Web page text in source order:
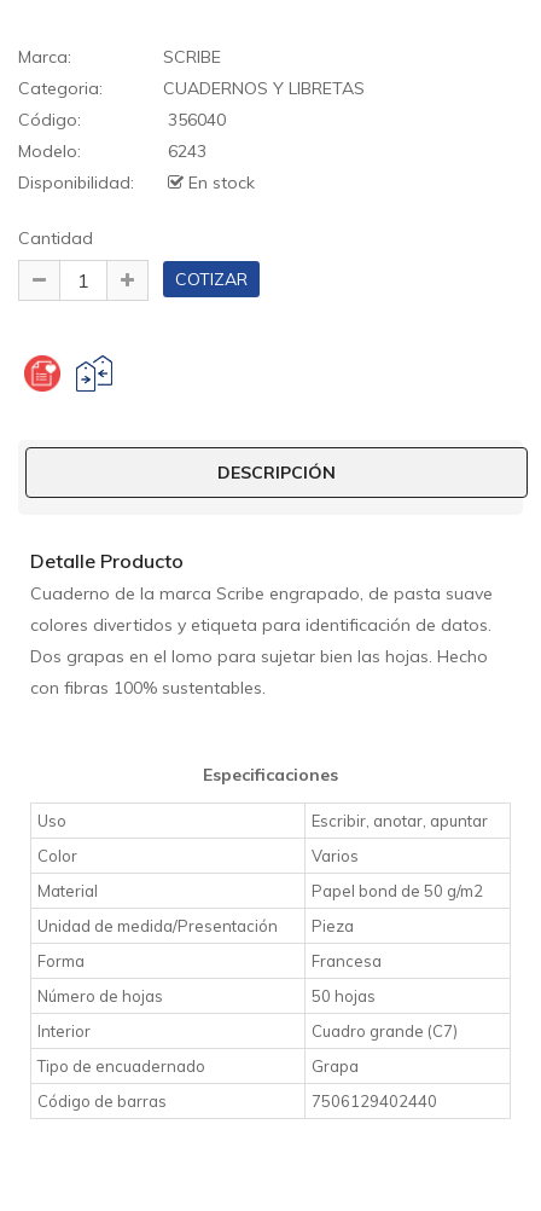
Marca:
SCRIBE
Categoria:
CUADERNOS Y LIBRETAS
Código:
356040
Modelo:
6243
Disponibilidad:
En stock
Cantidad
DESCRIPCIÓN
Detalle Producto
Cuaderno de la marca Scribe engrapado, de pasta suave
colores divertidos y etiqueta para identificación de datos.
Dos grapas en el lomo para sujetar bien las hojas. Hecho
con fibras 100% sustentables.
Especificaciones
Uso
Escribir, anotar, apuntar
Color
Varios
Material
Papel bond de 50 g/m2
Unidad de medida/Presentación
Pieza
Forma
Francesa
Número de hojas
50 hojas
Interior
Cuadro grande (C7)
Tipo de encuadernado
Grapa
Código de barras
7506129402440